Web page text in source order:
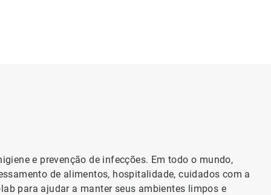
e prevenção de infecções. Em todo o mundo,
de alimentos, hospitalidade, cuidados com a
para ajudar a manter seus ambientes limpos e